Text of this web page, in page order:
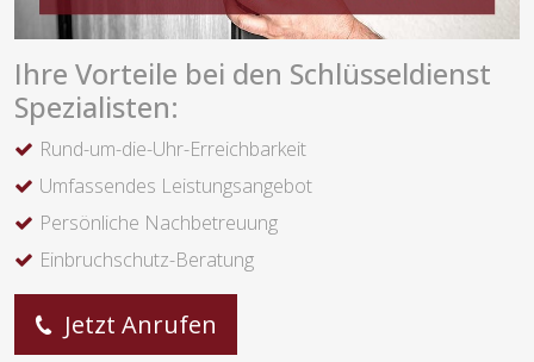
Ihre Vorteile bei den Schlüsseldienst
Spezialisten:
Rund-um-die-Uhr-Erreichbarkeit
Umfassendes Leistungsangebot
Persönliche Nachbetreuung
Einbruchschutz-Beratung
Jetzt Anrufen